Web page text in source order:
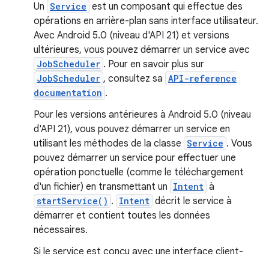
Un Service est un composant qui effectue des
opérations en arrière-plan sans interface utilisateur.
Avec Android 5.0 (niveau d'API 21) et versions
ultérieures, vous pouvez démarrer un service avec
JobScheduler . Pour en savoir plus sur
JobScheduler , consultez sa API-reference
documentation .
Pour les versions antérieures à Android 5.0 (niveau
d'API 21), vous pouvez démarrer un service en
utilisant les méthodes de la classe Service . Vous
pouvez démarrer un service pour effectuer une
opération ponctuelle (comme le téléchargement
d'un fichier) en transmettant un Intent à
startService() . Intent décrit le service à
démarrer et contient toutes les données
nécessaires.
Si le service est conçu avec une interface client-